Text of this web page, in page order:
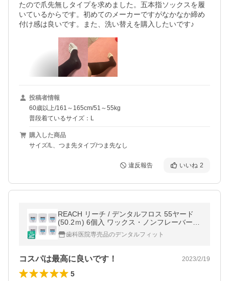
たので爪先無しタイプを求めました。五本指ソックスを履
いているからです。初めてのメーカーですがなかなか締め
付け感は良いです。また、洗い替えを購入したいです♪
投稿者情報
60歳以上/161～165cm/51～55kg
普段着ているサイズ：L
購入した商品
サイズ/L、つま先タイプ/つま先なし
違反報告 いいね 2
REACH リーチ / デンタルフロス 55ヤード
(50.2ｍ) 6個入 ワックス・ノンフレーバー
(メール便2点まで)
歯科医院専売品のデンタルフィット
コスパは最高に良いです！ 2023/2/19
5